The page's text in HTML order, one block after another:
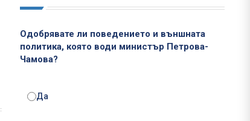
Одобрявате ли поведението и външната
политика, която води министър Петрова-
Чамова?
Да